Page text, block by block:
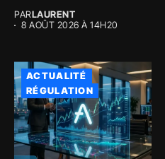
PARLAURENT
8 AOÛT 2026 À 14H20
ACTUALITÉ
RÉGULATION